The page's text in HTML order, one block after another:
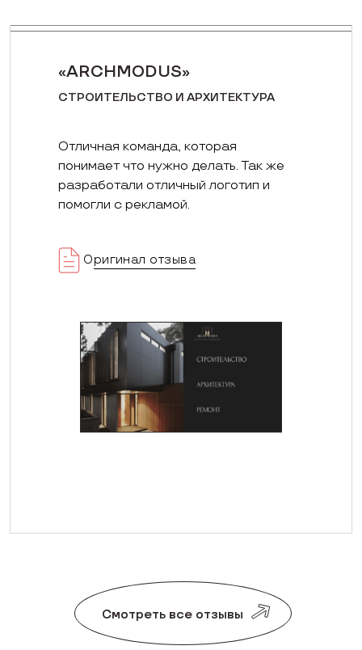
«ARCHMODUS»
СТРОИТЕЛЬСТВО И АРХИТЕКТУРА
Отличная команда, которая
понимает что нужно делать. Так же
разработали отличный логотип и
помогли с рекламой.
Оригинал отзыва
Смотреть все отзывы